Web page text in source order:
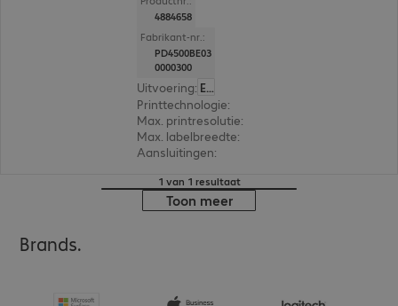
4884658
Fabrikant-nr.:
PD4500BE03
0000300
Uitvoering: Europa
Printtechnologie:
Max. printresolutie:
Max. labelbreedte:
Aansluitingen:
1 van 1 resultaat
Toon meer
Brands.